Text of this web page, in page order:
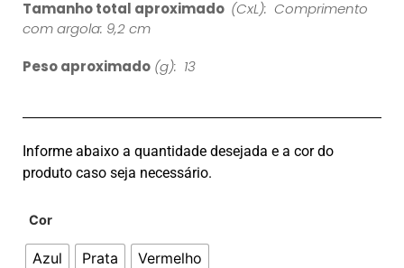
Tamanho total aproximado (CxL): Comprimento
com argola: 9,2 cm
Peso aproximado (g): 13
Informe abaixo a quantidade desejada e a cor do
produto caso seja necessário.
Cor
Azul Prata Vermelho